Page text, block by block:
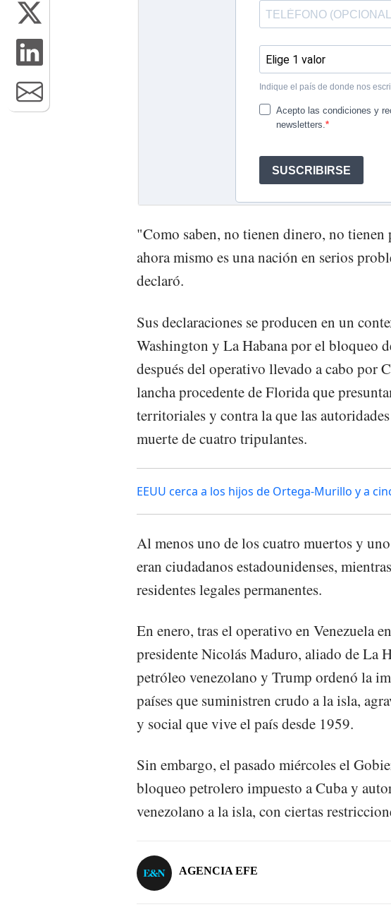
"Como saben, no tienen dinero, no
ahora mismo es una nación en serios
declaró.
Sus declaraciones se producen en un
Washington y La Habana por el bloqueo
después del operativo llevado a cabo por
lancha procedente de Florida que
territoriales y contra la que las
muerte de cuatro tripulantes.
EEUU cerca a los hijos de Ortega-Murillo y a
Al menos uno de los cuatro muertos y
eran ciudadanos estadounidenses,
residentes legales permanentes.
En enero, tras el operativo en Venezuela
presidente Nicolás Maduro, aliado de La
petróleo venezolano y Trump ordenó la
países que suministren crudo a la isla,
y social que vive el país desde 1959.
Sin embargo, el pasado miércoles el
bloqueo petrolero impuesto a Cuba y
venezolano a la isla, con ciertas
AGENCIA EFE